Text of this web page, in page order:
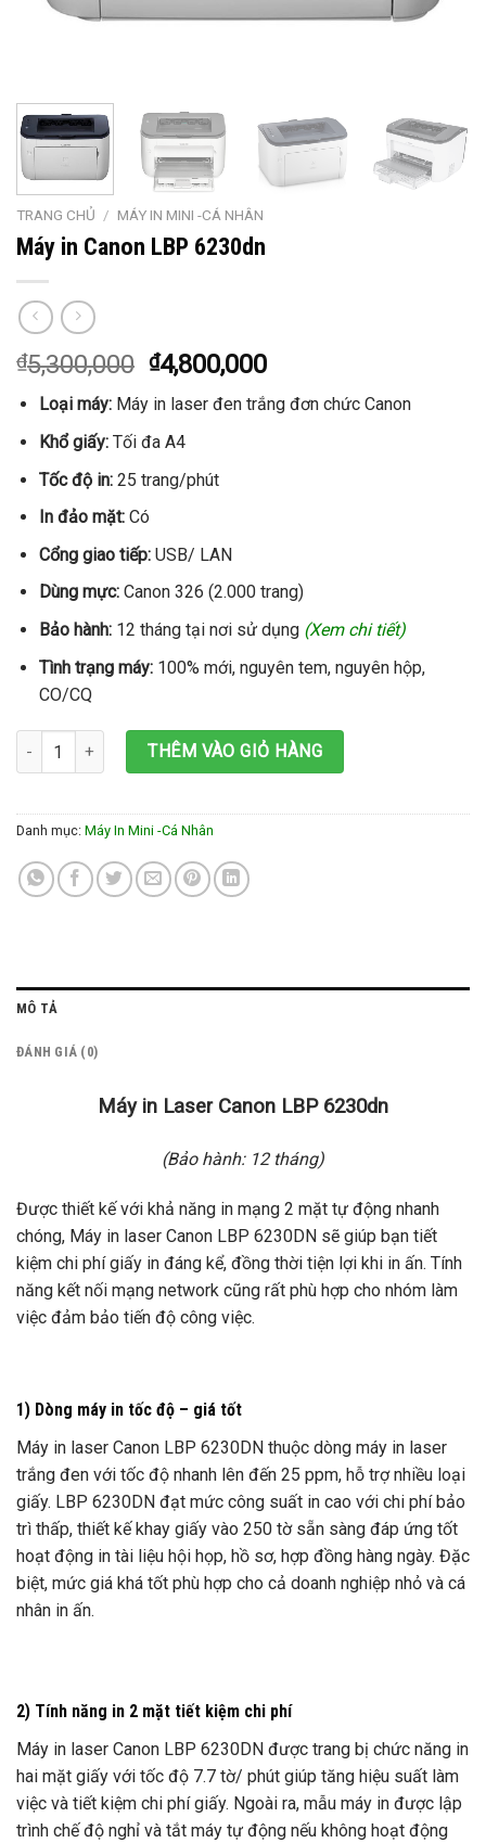
TRANG CHỦ / MÁY IN MINI -CÁ NHÂN
Máy in Canon LBP 6230dn
₫5,300,000 ₫4,800,000
Loại máy: Máy in laser đen trắng đơn chức Canon
Khổ giấy:Tối đa A4
Tốc độ in:25 trang/phút
In đảo mặt:Có
Cổng giao tiếp:USB/ LAN
Dùng mực:Canon 326 (2.000 trang)
Bảo hành: 12 tháng tại nơi sử dụng (Xem chi tiết)
Tình trạng máy:100% mới, nguyên tem, nguyên hộp,
CO/CQ
Máy in Canon LBP 6230dn số lượng
THÊM VÀO GIỎ HÀNG
Danh mục: Máy In Mini -Cá Nhân
MÔ TẢ
ĐÁNH GIÁ (0)
Máy in Laser Canon LBP 6230dn
(Bảo hành: 12 tháng)
Được thiết kế với khả năng in mạng 2 mặt tự động nhanh
chóng, Máy in laser Canon LBP 6230DN sẽ giúp bạn tiết
kiệm chi phí giấy in đáng kể, đồng thời tiện lợi khi in ấn. Tính
năng kết nối mạng network cũng rất phù hợp cho nhóm làm
việc đảm bảo tiến độ công việc.
1) Dòng máy in tốc độ – giá tốt
Máy in laser Canon LBP 6230DN thuộc dòng máy in laser
trắng đen với tốc độ nhanh lên đến 25 ppm, hỗ trợ nhiều loại
giấy. LBP 6230DN đạt mức công suất in cao với chi phí bảo
trì thấp, thiết kế khay giấy vào 250 tờ sẵn sàng đáp ứng tốt
hoạt động in tài liệu hội họp, hồ sơ, hợp đồng hàng ngày. Đặc
biệt, mức giá khá tốt phù hợp cho cả doanh nghiệp nhỏ và cá
nhân in ấn.
2) Tính năng in 2 mặt tiết kiệm chi phí
Máy in laser Canon LBP 6230DN được trang bị chức năng in
hai mặt giấy với tốc độ 7.7 tờ/ phút giúp tăng hiệu suất làm
việc và tiết kiệm chi phí giấy. Ngoài ra, mẫu máy in được lập
trình chế độ nghỉ và tắt máy tự động nếu không hoạt động